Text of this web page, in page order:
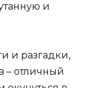
и
и разгадки,
– отличный